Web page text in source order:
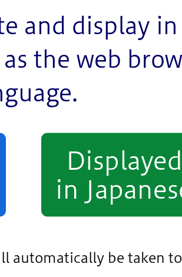
and display
the web
Displayed
in
automatically be taken